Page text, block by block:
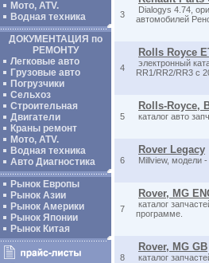
Мото, ATV.
Водная техника
ДОКУМЕНТАЦИЯ по
РЕМОНТУ
Легковые авто
Грузовые авто
Погрузчики
Сельхоз
Строительная
Двигатели
Краны ремонт
Мото, ATV.
Водная техника
Авто Диагностика
Рынок Европы
Рынок Азии
Рынок Америки
Рынок Японии
Рынок Китая
3
Dialogys 4.74,
автомобилей
4
Rolls Royce
электронный
RR1/RR2/RR3 с
5
Rolls-Royce,
каталог авто
6
Rover Legacy
Millview, модели
7
Rover, MG
каталог
программе.
8
Rover, MG GB
каталог